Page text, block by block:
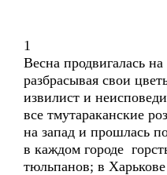
1
Весна продвигалась
разбрасывая свои
извилист и
все тмутараканские
на запад и прошлась
в каждом городе
тюльпанов; в